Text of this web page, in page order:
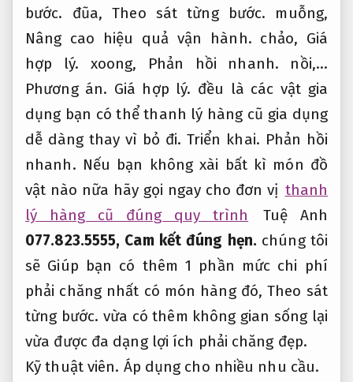
bước. đũa,Theo sát từng bước. muỗng,
Nâng cao hiệu quả vận hành. chảo, Giá
hợp lý. xoong, Phản hồi nhanh. nồi,…
Phương án. Giá hợp lý. đều là các vật gia
dụng bạn có thể thanh lý hàng cũ gia dụng
dễ dàng thay vì bỏ đi.Triển khai. Phản hồi
nhanh. Nếu bạn không xài bất kì món đồ
vật nào nữa hãy gọi ngay cho đơn vị thanh
lý hàng cũ đúng quy trình
Tuệ Anh
077.823.5555, Cam kết đúng hẹn. chúng tôi
sẽ Giúp bạn có thêm 1 phần mức chi phí
phải chăng nhất có món hàng đó,Theo sát
từng bước. vừa có thêm không gian sống lại
vừa được đa dạng lợi ích phải chăng đẹp.
Kỹ thuật viên. Áp dụng cho nhiều nhu cầu.